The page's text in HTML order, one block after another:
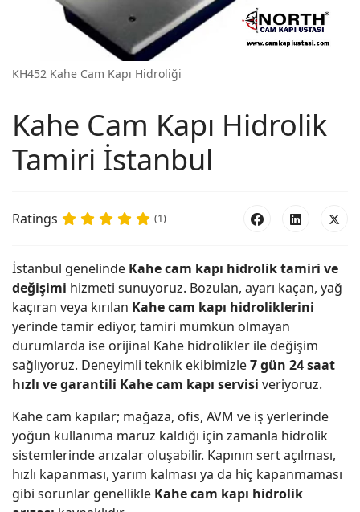
KH452 Kahe Cam Kapı Hidroliği
Kahe Cam Kapı Hidrolik
Tamiri İstanbul
Ratings (1)
İstanbul genelinde Kahe cam kapı hidrolik tamiri ve
değişimi hizmeti sunuyoruz. Bozulan, ayarı kaçan, yağ
kaçıran veya kırılan Kahe cam kapı hidroliklerini
yerinde tamir ediyor, tamiri mümkün olmayan
durumlarda ise orijinal Kahe hidrolikler ile değişim
sağlıyoruz. Deneyimli teknik ekibimizle7 gün 24 saat
hızlı ve garantili Kahe cam kapı servisi veriyoruz.
Kahe cam kapılar; mağaza, ofis, AVM ve iş yerlerinde
yoğun kullanıma maruz kaldığı için zamanla hidrolik
sistemlerinde arızalar oluşabilir. Kapının sert açılması,
hızlı kapanması, yarım kalması ya da hiç kapanmaması
gibi sorunlar genellikle Kahe cam kapı hidrolik